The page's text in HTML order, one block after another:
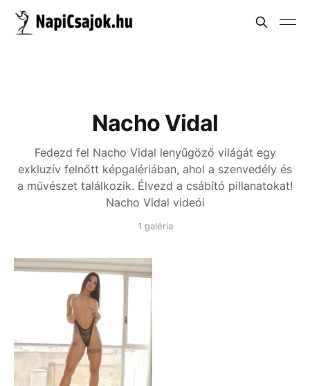
Nacho Vidal
Fedezd fel Nacho Vidal lenyűgöző világát egy
exkluzív felnőtt képgalériában, ahol a szenvedély és
a művészet találkozik. Élvezd a csábító pillanatokat!
Nacho Vidal videói
1 galéria